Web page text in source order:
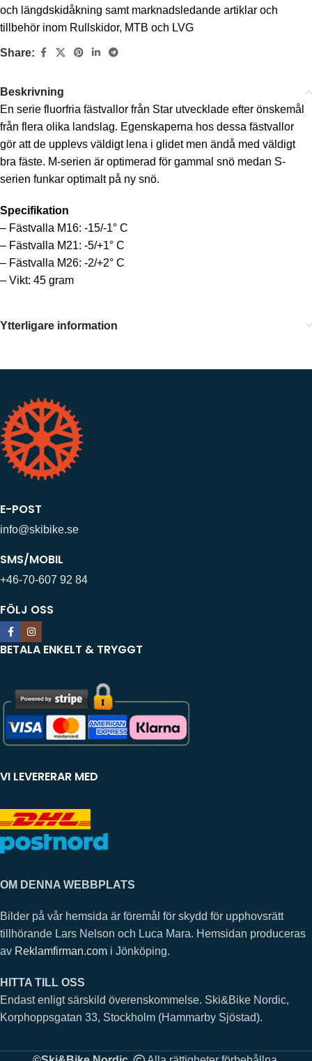
och längdskidåkning samt marknadsledande artiklar och
tillbehör inom Rullskidor, MTB och LVG
Share:
Beskrivning
En serie fluorfria fästvallor från Star utvecklade efter önskemål
från flera olika landslag. Egenskaperna hos dessa fästvallor
gör att de upplevs väldigt lena i glidet men ändå med väldigt
bra fäste. M-serien är optimerad för gammal snö medan S-
serien funkar optimalt på ny snö.
Specifikation
– Fästvalla M16: -15/-1° C
– Fästvalla M21: -5/+1° C
– Fästvalla M26: -2/+2° C
– Vikt: 45 gram
Ytterligare information
E-POST
info@skibike.se
SMS/MOBIL
+46-70-607 92 84
FÖLJ OSS
BETALA ENKELT & TRYGGT
VI LEVERERAR MED
OM DENNA WEBBPLATS
Bilder på vår hemsida är föremål för skydd för upphovsrätt
tillhörande Lars Nelson och Luca Mara. Hemsidan produceras
av Reklamfirman.com i Jönköping.
HITTA TILL OSS
Endast enligt särskild överenskommelse. Ski&Bike Nordic,
Korphoppsgatan 33, Stockholm (Hammarby Sjöstad).